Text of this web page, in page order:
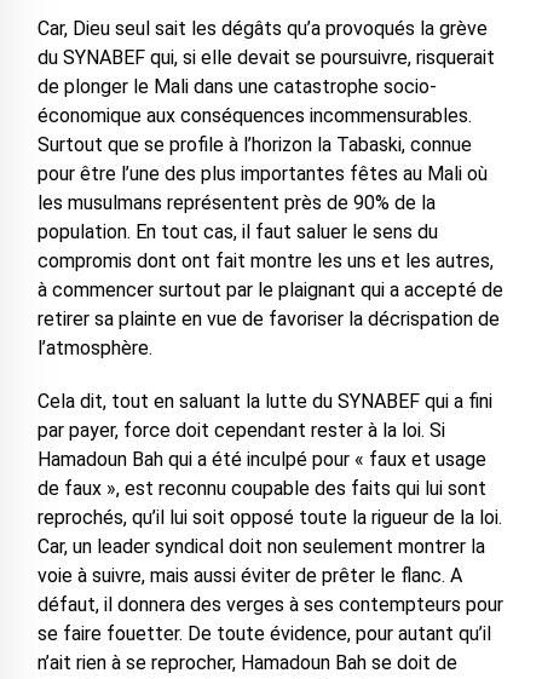
Car, Dieu seul sait les dégâts qu’a provoqués la grève
du SYNABEF qui, si elle devait se poursuivre, risquerait
de plonger le Mali dans une catastrophe socio-
économique aux conséquences incommensurables.
Surtout que se profile à l’horizon la Tabaski, connue
pour être l’une des plus importantes fêtes au Mali où
les musulmans représentent près de 90% de la
population. En tout cas, il faut saluer le sens du
compromis dont ont fait montre les uns et les autres,
à commencer surtout par le plaignant qui a accepté de
retirer sa plainte en vue de favoriser la décrispation de
l’atmosphère.
Cela dit, tout en saluant la lutte du SYNABEF qui a fini
par payer, force doit cependant rester à la loi. Si
Hamadoun Bah qui a été inculpé pour « faux et usage
de faux », est reconnu coupable des faits qui lui sont
reprochés, qu’il lui soit opposé toute la rigueur de la loi.
Car, un leader syndical doit non seulement montrer la
voie à suivre, mais aussi éviter de prêter le flanc. A
défaut, il donnera des verges à ses contempteurs pour
se faire fouetter. De toute évidence, pour autant qu’il
n’ait rien à se reprocher, Hamadoun Bah se doit de